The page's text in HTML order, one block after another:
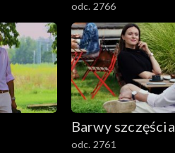
odc. 2766
Barwy szczęścia
odc. 2761